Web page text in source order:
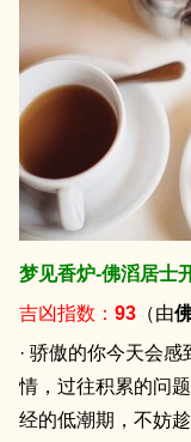
梦见香炉-佛滔居士
吉凶指数： 93 （由
· 骄傲的你今天会
情，过往积累的问
经的低潮期，不妨